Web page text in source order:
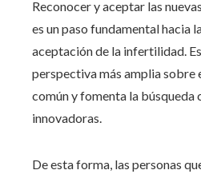
Reconocer y aceptar las
es un paso fundamental hacia
aceptación de la infertilidad.
perspectiva más amplia
común y fomenta la búsqueda
innovadoras.
De esta forma, las personas